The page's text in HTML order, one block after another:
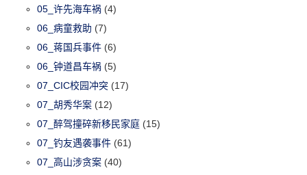
05_许先海车祸 (4)
06_病童救助 (7)
06_蒋国兵事件 (6)
06_钟道昌车祸 (5)
07_CIC校园冲突 (17)
07_胡秀华案 (12)
07_醉驾撞碎新移民家庭 (15)
07_钓友遇袭事件 (61)
07_高山涉贪案 (40)